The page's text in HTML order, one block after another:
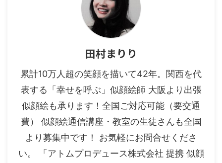
田村まりり
累計10万人超の笑顔を描いて42年。関西を代
表する「幸せを呼ぶ」似顔絵師 大阪より出張
似顔絵も承ります！全国ご対応可能（要交通
費） 似顔絵通信講座・教室の生徒さんも全国
より募集中です！ お気軽にお問合せくださ
い。 「アトムプロデュース株式会社 提携 似顔